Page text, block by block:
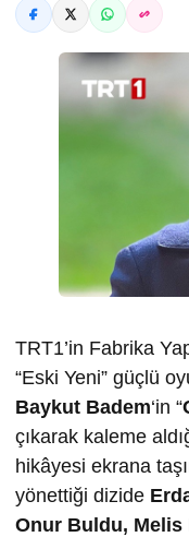
TRT1’in Fabrika
“Eski Yeni” güçlü
Baykut Badem‘in “
çıkarak kaleme
hikâyesi ekrana
yönettiği dizide
Onur Buldu, Melis